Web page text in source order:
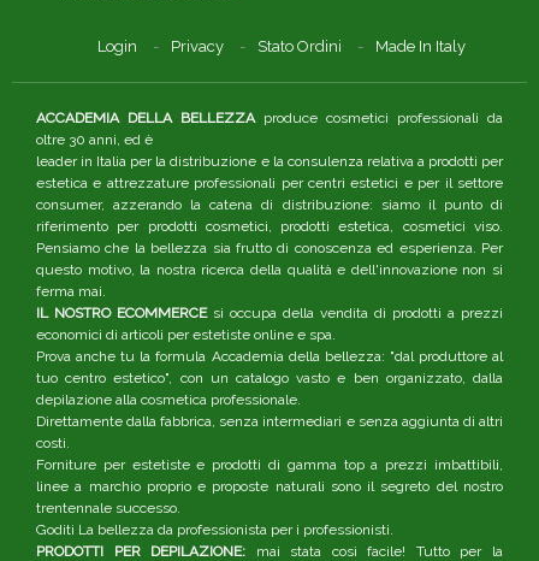
Login Privacy Stato Ordini Made In Italy
ACCADEMIA DELLA BELLEZZAproduce cosmetici professionali da
oltre 30 anni, ed è
leader in Italia per la distribuzione e la consulenza relativa a prodotti per
estetica e attrezzature professionali per centri estetici e per il settore
consumer, azzerando la catena di distribuzione: siamo il punto di
riferimento per prodotti cosmetici, prodotti estetica, cosmetici viso.
Pensiamo che la bellezza sia frutto di conoscenza ed esperienza. Per
questo motivo, la nostra ricerca della qualità e dell'innovazione non si
ferma mai.
IL NOSTRO ECOMMERCEsi occupa della vendita di prodotti a prezzi
economici di articoli per estetiste online e spa.
Prova anche tu la formula Accademia della bellezza: "dal produttore al
tuo centro estetico", con un catalogo vasto e ben organizzato, dalla
depilazione alla cosmetica professionale.
Direttamente dalla fabbrica, senza intermediari e senza aggiunta di altri
costi.
Forniture per estetiste e prodotti di gamma top a prezzi imbattibili,
linee a marchio proprio e proposte naturali sono il segreto del nostro
trentennale successo.
Goditi La bellezza da professionista per i professionisti.
PRODOTTI PER DEPILAZIONE: mai stata così facile! Tutto per la